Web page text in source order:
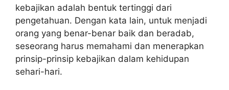
kebajikan adalah bentuk tertinggi dari
pengetahuan. Dengan kata lain, untuk menjadi
orang yang benar-benar baik dan beradab,
seseorang harus memahami dan menerapkan
prinsip-prinsip kebajikan dalam kehidupan
sehari-hari.